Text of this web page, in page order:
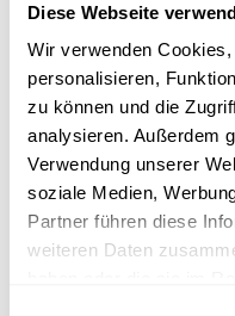
Diese Webseite
Wir verwenden
personalisieren,
zu können und die
analysieren. Außerdem
Verwendung unserer
soziale Medien,
Partner führen diese
weiteren Daten
EXPEDITIONEN
Sortieren nach: